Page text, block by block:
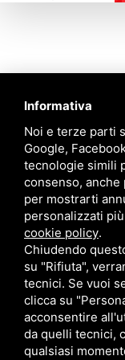
Informativa
Noi e terze parti
Google,
tecnologie simili
consenso,
per mostrarti
personalizzati
cookie policy.
Chiudendo
su "Rifiuta",
tecnici. Se vuoi
clicca su
acconsentire
da quelli tecnici,
qualsiasi
Contattaci
Via Quinto Bucci,
+39 0543 31536
+39 320 6635083
Links
Chi siamo
Crea il tuo profilo
Franchising
Follow Us